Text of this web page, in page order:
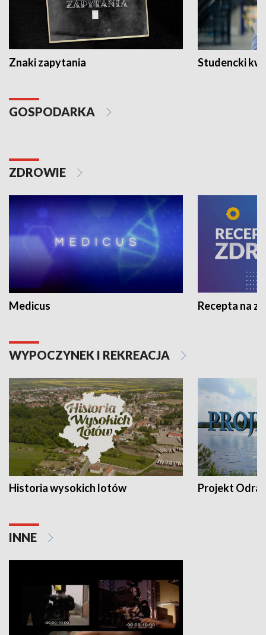
Znaki zapytania Studencki
GOSPODARKA
ZDROWIE
Medicus Recepta na
WYPOCZYNEK I REKREACJA
Historia wysokich lotów Projekt Odra
INNE